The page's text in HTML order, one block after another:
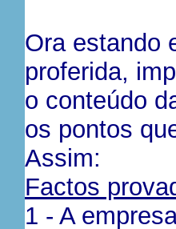
Ora estando
proferida,
o conteúdo
os pontos
Assim:
Factos
1 - A